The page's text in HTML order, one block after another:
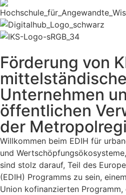
Förderung von
Unternehmen
öffentlichen
der
Willkommen beim EDIH für
und
sind stolz darauf, Teil des
(EDIH) Programms zu sein,
Union kofinanzierten